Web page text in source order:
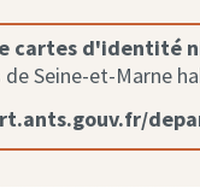
cartes d'identité
Seine-et-Marne